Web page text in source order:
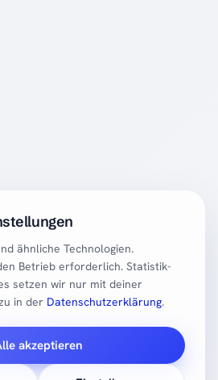
Alle Rechte vorbehalten.
ähnliche Technologien.
Betrieb erforderlich. Statistik-
setzen wir nur mit deiner
in der Datenschutzerklärung.
akzeptieren